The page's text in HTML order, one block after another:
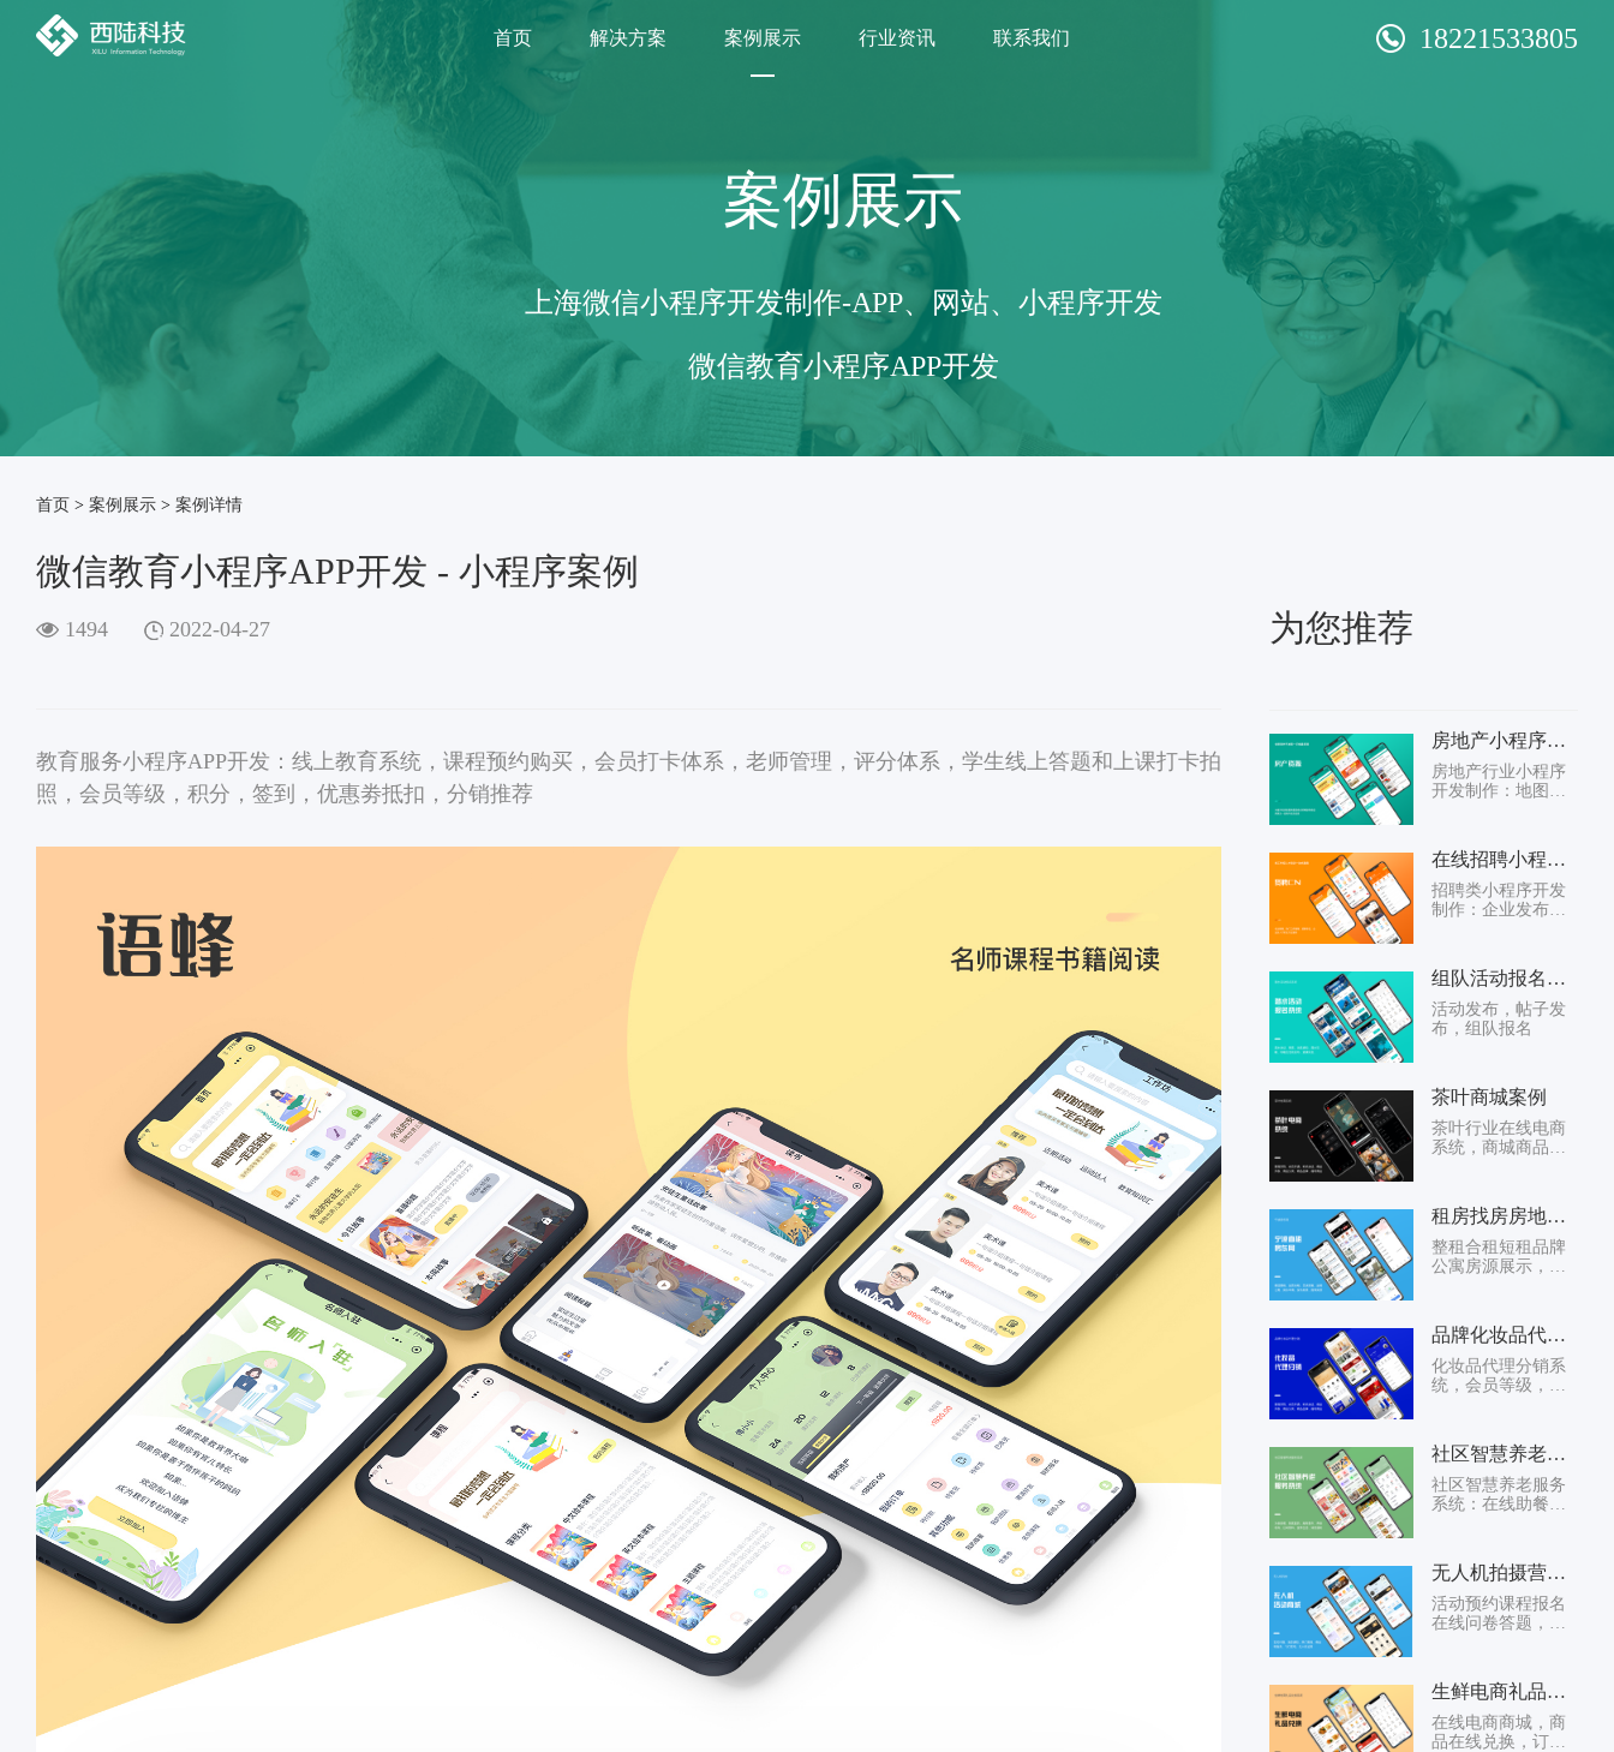
首页 解决方案 案例展示 行业资讯 联系我们 18221533805
案例展示
上海微信小程序开发制作-APP、网站、小程序开发
微信教育小程序APP开发
首页 > 案例展示 > 案例详情
微信教育小程序APP开发 - 小程序案例
1494 2022-04-27
教育服务小程序APP开发：线上教育系统，课程预约购买，会员打卡体系，老师管理，评分体系，学生线上答题和上课打卡拍
照，会员等级，积分，签到，优惠劵抵扣，分销推荐
为您推荐
房地产小程序APP-噠噠海房
房地产行业小程序
开发制作：地图找
询、客户跟踪、分
销系统、预约看
房、...
在线招聘小程序APP
招聘类小程序开发
制作：企业发布招
才专区、培训专
区、同城消息、招
聘、...
组队活动报名小程序
活动发布，帖子发
布，组队报名
茶叶商城案例
茶叶行业在线电商
系统，商城商品管
租房找房房地产系统
整租合租短租品牌
公寓房源展示，房
品牌化妆品代理分销系统
化妆品代理分销系
统，会员等级，分
理加盟
社区智慧养老服务助餐系统
社区智慧养老服务
系统：在线助餐，
管家，在线预约陪
诊配药服务，在线
预约...
无人机拍摄营地课程预约系统
活动预约课程报名
在线问卷答题，营
卷，拉新，大转
盘，签到 ，会员等
级权益...
生鲜电商礼品兑换系统
在线电商商城，商
品在线兑换，订单